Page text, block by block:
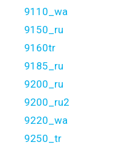
9110_wa
9150_ru
9160tr
9185_ru
9200_ru
9200_ru2
9220_wa
9250_tr